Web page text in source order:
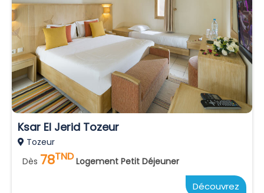
Ksar El Jerid Tozeur
Tozeur
Dès 78TND Logement Petit Déjeuner
Découvrez